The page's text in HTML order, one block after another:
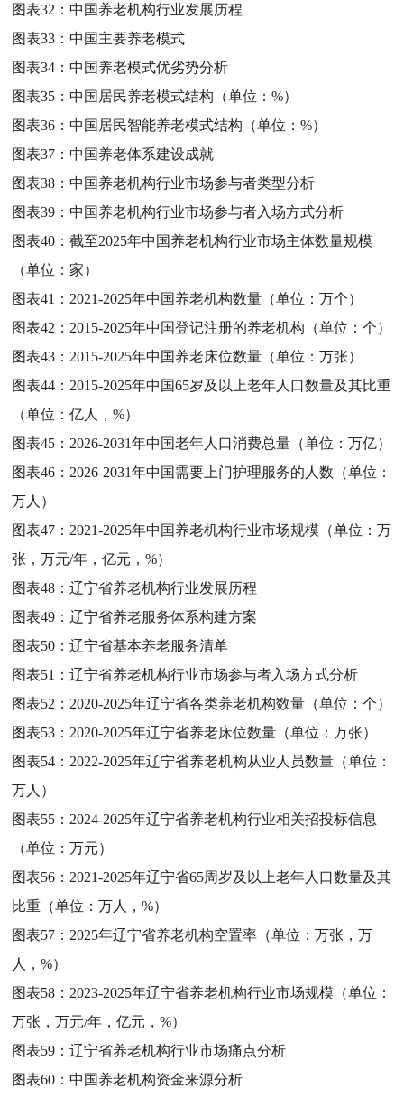
图表32：中国养老机构行业发展历程
图表33：中国主要养老模式
图表34：中国养老模式优劣势分析
图表35：中国居民养老模式结构（单位：%）
图表36：中国居民智能养老模式结构（单位：%）
图表37：中国养老体系建设成就
图表38：中国养老机构行业市场参与者类型分析
图表39：中国养老机构行业市场参与者入场方式分析
图表40：截至2025年中国养老机构行业市场主体数量规模
（单位：家）
图表41： 2021-2025年中国养老机构数量（单位：万个）
图表42： 2015-2025年中国登记注册的养老机构（单位：个）
图表43： 2015-2025年中国养老床位数量（单位：万张）
图表44： 2015-2025年中国65岁及以上老年人口数量及其比重
（单位：亿人，%）
图表45： 2026-2031年中国老年人口消费总量（单位：万亿）
图表46： 2026-2031年中国需要上门护理服务的人数（单位：
万人）
图表47： 2021-2025年中国养老机构行业市场规模（单位：万
张，万元/年，亿元，%）
图表48：辽宁省养老机构行业发展历程
图表49：辽宁省养老服务体系构建方案
图表50：辽宁省基本养老服务清单
图表51：辽宁省养老机构行业市场参与者入场方式分析
图表52： 2020-2025年辽宁省各类养老机构数量（单位：个）
图表53： 2020-2025年辽宁省养老床位数量（单位：万张）
图表54： 2022-2025年辽宁省养老机构从业人员数量（单位：
万人）
图表55： 2024-2025年辽宁省养老机构行业相关招投标信息
（单位：万元）
图表56： 2021-2025年辽宁省65周岁及以上老年人口数量及其
比重（单位：万人，%）
图表57： 2025年辽宁省养老机构空置率（单位：万张，万
人，%）
图表58： 2023-2025年辽宁省养老机构行业市场规模（单位：
万张，万元/年，亿元，%）
图表59：辽宁省养老机构行业市场痛点分析
图表60：中国养老机构资金来源分析